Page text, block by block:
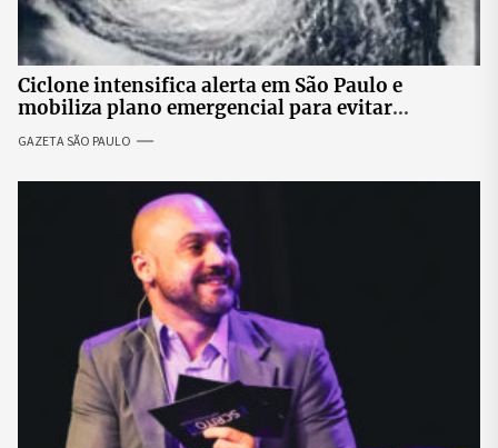
Ciclone intensifica alerta em São Paulo e
mobiliza plano emergencial para evitar
impactos no fornecimento de energia
GAZETA SÃO PAULO